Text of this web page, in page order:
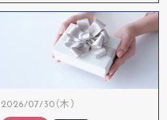
2026/07/30（木）